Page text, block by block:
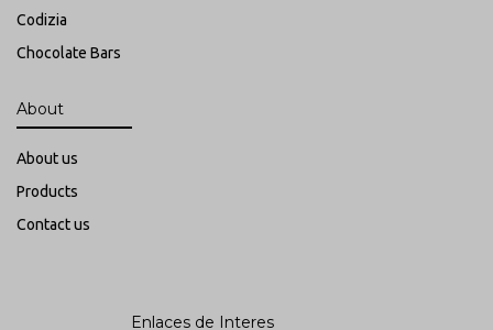
Codizia
Chocolate Bars
About
About us
Products
Contact us
Enlaces de Interes